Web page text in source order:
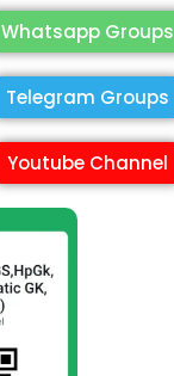
Whatsapp Groups
Telegram Groups
Youtube Channel